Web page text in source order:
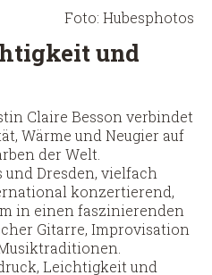
Foto: Hubesphotos
und
Claire Besson verbindet
Wärme und Neugier auf
der Welt.
und Dresden, vielfach
konzertierend,
in einen faszinierenden
Gitarre, Improvisation
Leichtigkeit und